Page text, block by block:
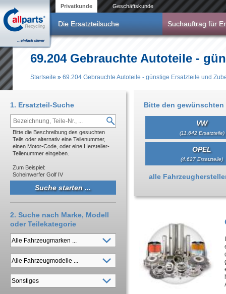
Privatkunde Geschäftskunde
Die Ersatzteilsuche Suchauftrag für
69.204 Gebrauchte Autoteile -
Startseite » 69.204 Gebrauchte Autoteile - günstige Ersatzteile und
Bitte den gewünschten
VW
(11.642 Ersatzteile)
OPEL
(4.627 Ersatzteile)
Anzeigen
alle
1. Ersatzteil-Suche
Bitte die Beschreibung des gesuchten
Teils oder alternativ eine Teilenummer,
einen Motor-Code, oder eine Hersteller-
Teilenummer eingeben.
Zum Beispiel:
Scheinwerfer Golf IV
2. Suche nach Marke, Modell
oder Teilekategorie